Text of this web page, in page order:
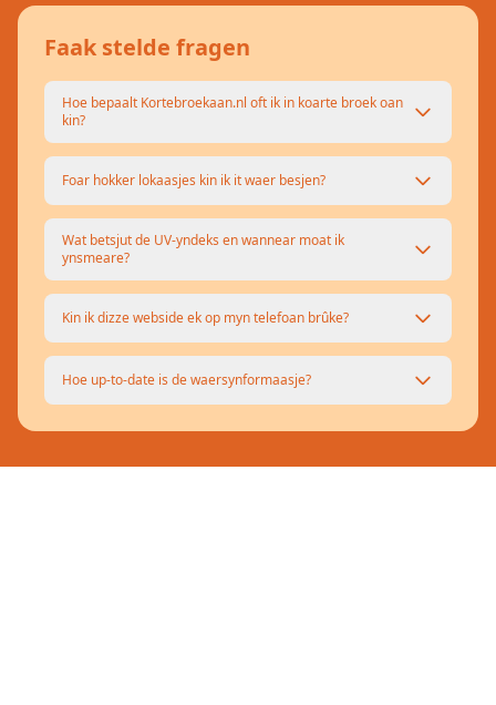
Faak stelde fragen
Hoe bepaalt Kortebroekaan.nl oft ik in koarte broek oan
kin?
Foar hokker lokaasjes kin ik it waer besjen?
Wat betsjut de UV-yndeks en wannear moat ik
ynsmeare?
Kin ik dizze webside ek op myn telefoan brûke?
Hoe up-to-date is de waersynformaasje?